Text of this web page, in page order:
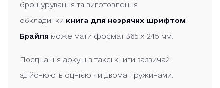
брошурування та виготовлення
обкладинки книга для незрячих шрифтом
Брайля може мати формат 365 х 245 мм.
Поєднання аркушів такої книги зазвичай
здійснюють однією чи двома пружинами.